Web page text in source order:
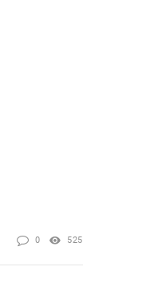
0 525